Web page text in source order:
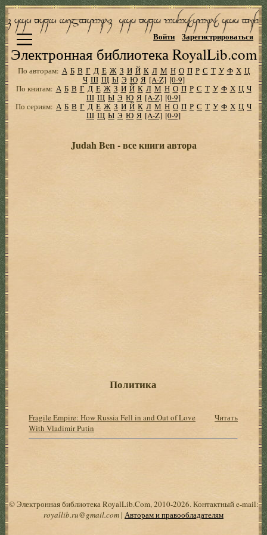
Электронная библиотека RoyalLib.com
Войти Зарегистрироваться
По авторам: А Б В Г Д Е Ж З И Й К Л М Н О П Р С Т У Ф Х Ц
Ч Ш Щ Ы Э Ю Я [A-Z] [0-9]
По книгам: А Б В Г Д Е Ж З И Й К Л М Н О П Р С Т У Ф Х Ц Ч
Ш Щ Ы Э Ю Я [A-Z] [0-9]
По сериям: А Б В Г Д Е Ж З И Й К Л М Н О П Р С Т У Ф Х Ц Ч
Ш Щ Ы Э Ю Я [A-Z] [0-9]
Judah Ben - все книги автора
Политика
Fragile Empire: How Russia Fell in and Out of Love
With Vladimir Putin
Читать
© Электронная библиотека RoyalLib.Com, 2010-2026. Контактный e-mail:
royallib.ru@gmail.com| Авторам и правообладателям